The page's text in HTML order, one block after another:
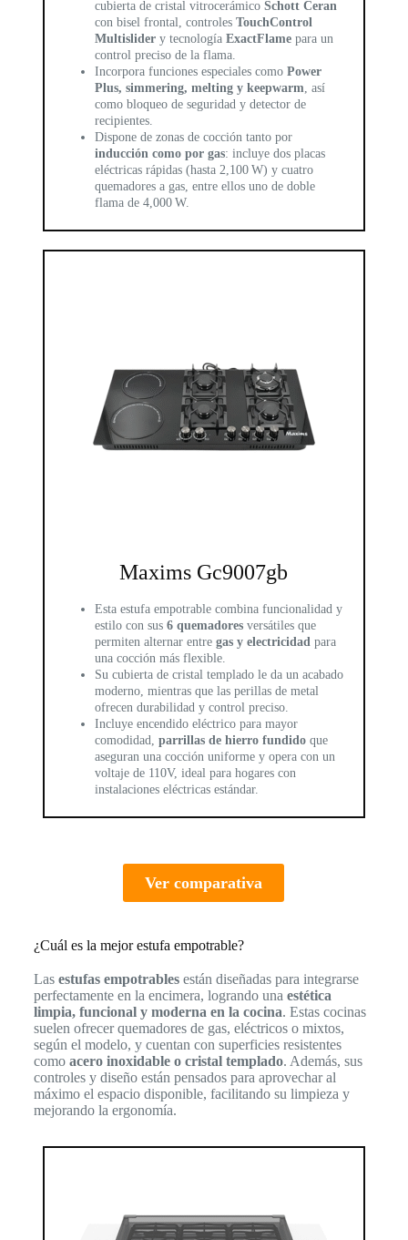
cubierta de cristal vitrocerámico Schott Ceran
con bisel frontal, controlesTouchControl
Multislidery tecnología ExactFlamepara un
control preciso de la flama.
Incorpora funciones especiales como Power
Plus, simmering, melting y keepwarm, así
como bloqueo de seguridad y detector de
recipientes.
Dispone de zonas de cocción tanto por
inducción como por gas: incluye dos placas
eléctricas rápidas (hasta 2,100 W) y cuatro
quemadores a gas, entre ellos uno de doble
flama de 4,000 W.
Maxims Gc9007gb
Esta estufa empotrable combina funcionalidad y
estilo con sus6 quemadoresversátiles que
permiten alternar entre gas y electricidadpara
una cocción más flexible.
Su cubierta de cristal templado le da un acabado
moderno, mientras que las perillas de metal
ofrecen durabilidad y control preciso.
Incluye encendido eléctrico para mayor
comodidad, parrillas de hierro fundidoque
aseguran una cocción uniforme y opera con un
voltaje de 110V, ideal para hogares con
instalaciones eléctricas estándar.
Ver comparativa
¿Cuál es la mejor estufa empotrable?
Las estufas empotrablesestán diseñadas para integrarse
perfectamente en la encimera, logrando una estética
limpia, funcional y moderna en la cocina. Estas cocinas
suelen ofrecer quemadores de gas, eléctricos o mixtos,
según el modelo, y cuentan con superficies resistentes
como acero inoxidable o cristal templado. Además, sus
controles y diseño están pensados para aprovechar al
máximo el espacio disponible, facilitando su limpieza y
mejorando la ergonomía.